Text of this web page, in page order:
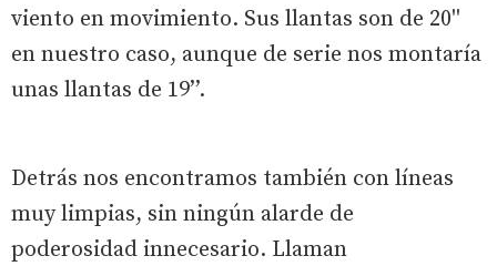
viento en movimiento. Sus llantas son de 20''
en nuestro caso, aunque de serie nos montaría
unas llantas de 19’’.
Detrás nos encontramos también con líneas
muy limpias, sin ningún alarde de
poderosidad innecesario. Llaman